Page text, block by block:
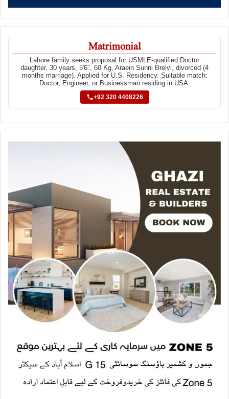
Matrimonial
Lahore family seeks proposal for USMLE-qualified Doctor
daughter, 30 years, 5'6", 60 Kg, Araein Sunni Brelvi, divorced (4
months marriage). Applied for U.S. Residency. Suitable match:
Doctor, Engineer, or Businessman residing in USA.
+92 320 4408226